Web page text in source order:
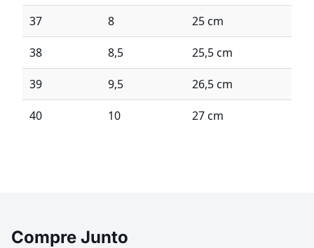
37 8 25 cm
38 8,5 25,5 cm
39 9,5 26,5 cm
40 10 27 cm
Compre Junto